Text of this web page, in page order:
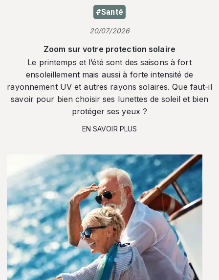
#Santé
20/07/2026
Zoom sur votre protection solaire
Le printemps et l’été sont des saisons à fort
ensoleillement mais aussi à forte intensité de
rayonnement UV et autres rayons solaires. Que faut-il
savoir pour bien choisir ses lunettes de soleil et bien
protéger ses yeux ?
EN SAVOIR PLUS